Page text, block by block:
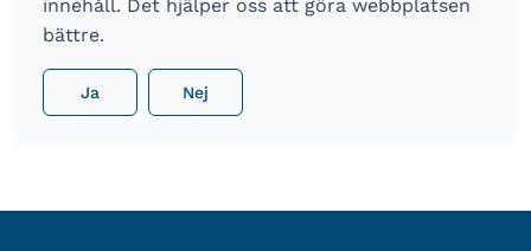
innehåll. Det hjälper oss att göra webbplatsen
bättre.
Ja Nej